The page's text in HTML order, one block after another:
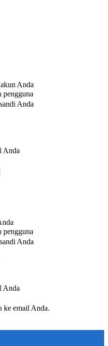
Anda
pengguna
Anda
Anda
pengguna
Anda
Anda
ke email Anda.